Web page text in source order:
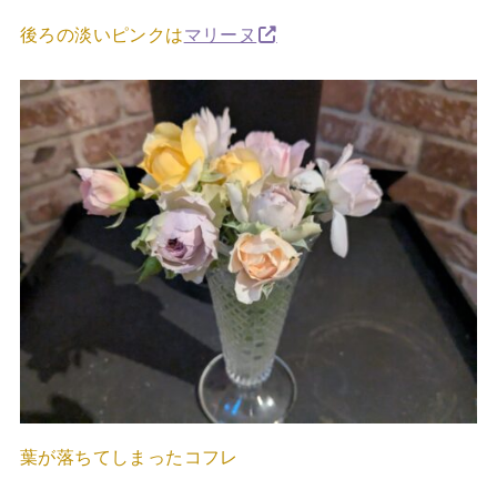
後ろの淡いピンクはマリーヌ
葉が落ちてしまったコフレ